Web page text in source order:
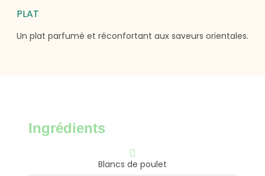
PLAT
Un plat parfumé et réconfortant aux saveurs orientales.
Ingrédients
Blancs de poulet